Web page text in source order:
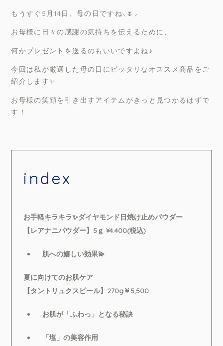
もうすぐ5月14日、母の日ですね⸜🌷︎⸝‍
お母様に日々の感謝の気持ちを伝えるために、
何かプレゼントを送るのもいいですよね♪
今回は私が厳選した母の日にピッタリなオススメ商品をご
紹介します✨
お母様の笑顔を引き出すアイテムがきっと見つかるはずで
す！
index
お手軽キラキラ✨ダイヤモンド日焼け止めパウダー
【レアナニパウダー】5ｇ ¥4.400(税込)
肌への嬉しい効果💫
夏に向けてのお肌ケア
【タントリュクスピール】270g￥5,500
お肌が「ふわっ」となる秘訣
「塩」の美容作用